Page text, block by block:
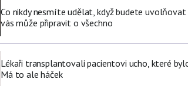
Co nikdy nesmíte udělat, když budete uvolňovat
vás může připravit o všechno
Lékaři transplantovali pacientovi ucho, které
Má to ale háček